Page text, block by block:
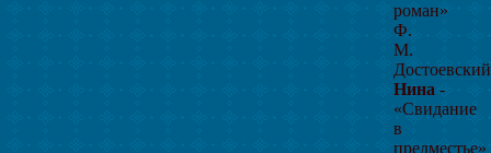
роман»
Ф.
М.
Достоевский
Нина -
«Свидание
в
предместье»